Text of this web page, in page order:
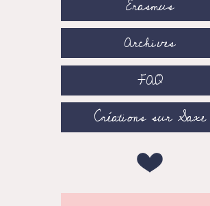
Erasmus
Archives
FAQ
Créations sur Saxe